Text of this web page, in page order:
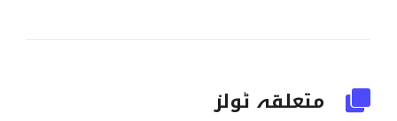
متعلقہ ٹولز